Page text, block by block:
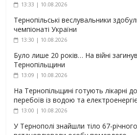
13:33 | 10.08.2026
Тернопільські веслувальники
чемпіонаті України
13:30 | 10.08.2026
Було лише 20 років… На війні
Тернопільщини
13:09 | 10.08.2026
На Тернопільщині готують лікарні
перебоїв із водою та
13:00 | 10.08.2026
У Тернополі знайшли тіло 67-